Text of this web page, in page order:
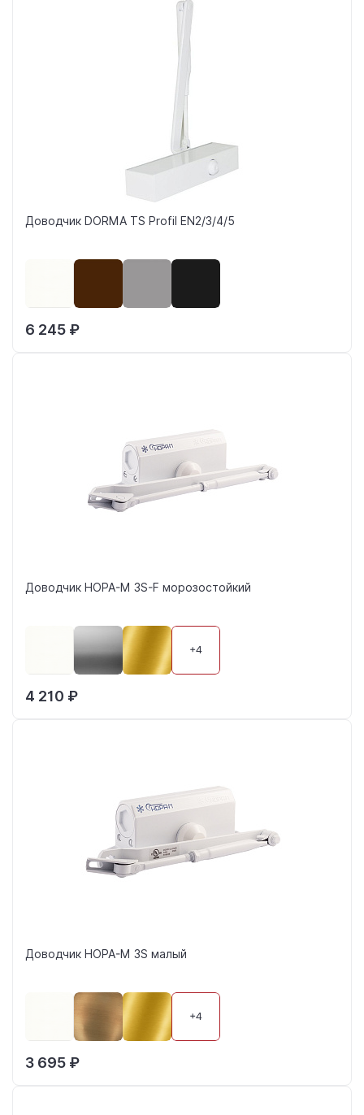
Доводчик DORMA TS Profil EN2/3/4/5
6 245 ₽
Доводчик НОРА-М 3S-F морозостойкий
+4
4 210 ₽
Доводчик НОРА-М 3S малый
+4
3 695 ₽